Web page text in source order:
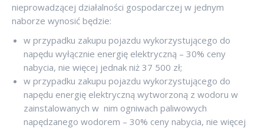
nieprowadzącej działalności gospodarczej w jednym
naborze wynosić będzie:
w przypadku zakupu pojazdu wykorzystującego do
napędu wyłącznie energię elektryczną – 30% ceny
nabycia, nie więcej jednak niż 37 500 zł;
w przypadku zakupu pojazdu wykorzystującego do
napędu energię elektryczną wytworzoną z wodoru w
zainstalowanych w nim ogniwach paliwowych
napędzanego wodorem – 30% ceny nabycia, nie więcej